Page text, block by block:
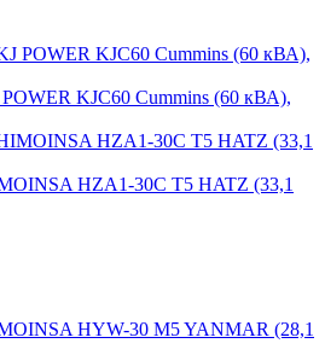
KJC60 Cummins (60 кВА),
HZA1-30C T5 HATZ (33,1
HYW-30 M5 YANMAR (28,1